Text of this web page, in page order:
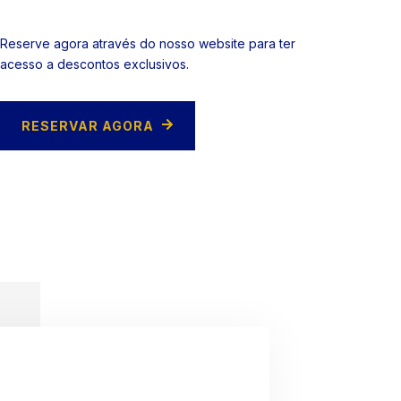
Reserve agora através do nosso website para ter
acesso a descontos exclusivos.
RESERVAR AGORA